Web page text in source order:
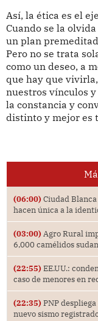
Así, la ética es el
Cuando se la
un plan
Pero no se trata
como un deseo, a
que hay que
nuestros vínculos
la constancia y
distinto y mejor es
(06:00) Ciudad
hacen única a la
(03:00) Agro Rural
6,000 camélidos
(22:55) EE.UU.:
caso de menores en
(22:35) PNP
nuevo sismo